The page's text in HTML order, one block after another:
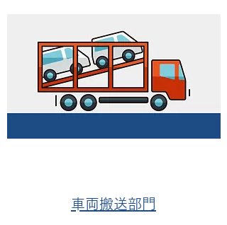
​車両搬送部門